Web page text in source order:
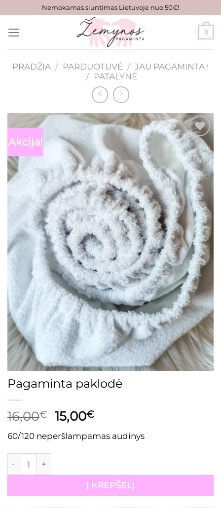
content
Nemokamas siuntimas Lietuvoje nuo 50€!
0
PRADŽIA / PARDUOTUVĖ / JAU PAGAMINTA !
/ PATALYNĖ
Akcija! Mėgstamiausias
Pagaminta paklodė
16,00€
Original
price
was:
15,00€Current
is:
60/120 neperšlampamas audinys
Į KREPŠELĮ